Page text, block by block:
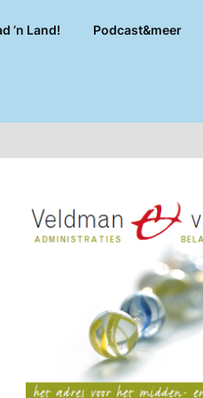
’n Land! Podcast&meer